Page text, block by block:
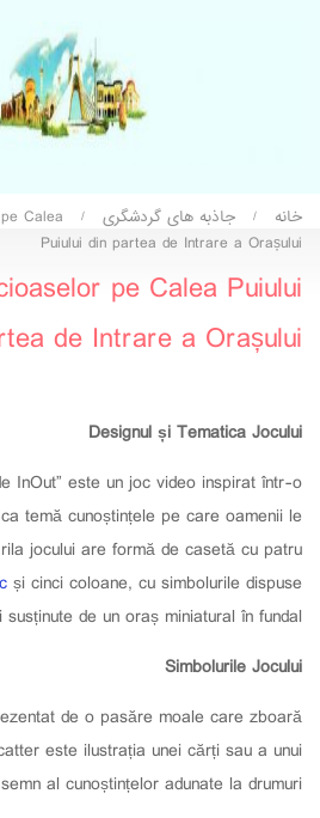
خانه / جاذبه های گردشگری /
Calea
Puiului din partea de Intrare a Orașului
pe Calea Puiului
de Intrare a Orașului
Designul și Tematica Jocului
InOut” este un joc video inspirat într-o
temă cunoștințele pe care oamenii le
jocului are formă de casetă cu patru
și cinci coloane, cu simbolurile dispuse
de un oraș miniatural în fundal.
Simbolurile Jocului
de o pasăre moale care zboară
este ilustrația unei cărți sau a unui
al cunoștințelor adunate la drumuri.